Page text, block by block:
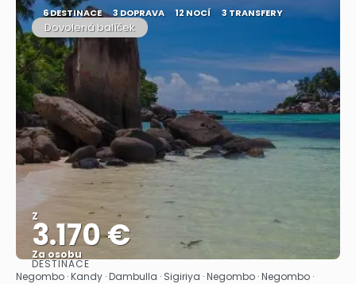
6 DESTINACE 3 DOPRAVA 12 NOCÍ 3 TRANSFERY
Dovolená balíček
Z
3.170 €
Za osobu
Zobrazit
DESTINACE
Negombo · Kandy · Dambulla · Sigiriya · Negombo · Negombo ·